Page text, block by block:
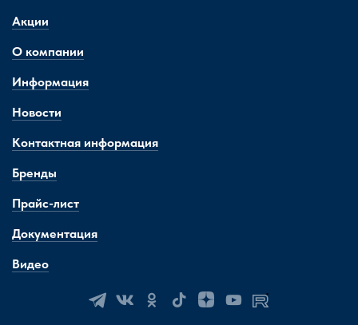
Акции
О компании
Информация
Новости
Контактная информация
Бренды
Прайс-лист
Документация
Видео